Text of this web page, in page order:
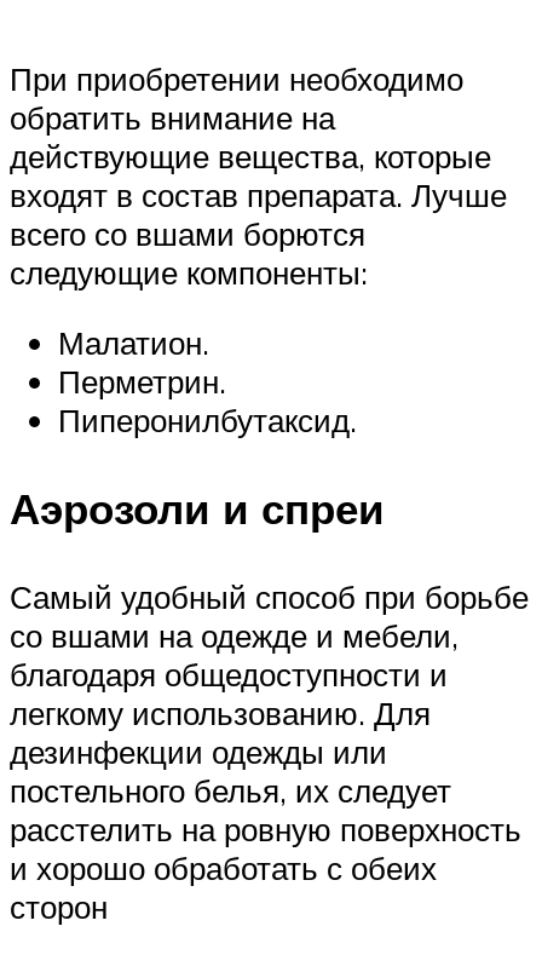
При приобретении необходимо
обратить внимание на
действующие вещества, которые
входят в состав препарата. Лучше
всего со вшами борются
следующие компоненты:
Малатион.
Перметрин.
Пиперонилбутаксид.
Аэрозоли и спреи
Самый удобный способ при борьбе
со вшами на одежде и мебели,
благодаря общедоступности и
легкому использованию. Для
дезинфекции одежды или
постельного белья, их следует
расстелить на ровную поверхность
и хорошо обработать с обеих
сторон